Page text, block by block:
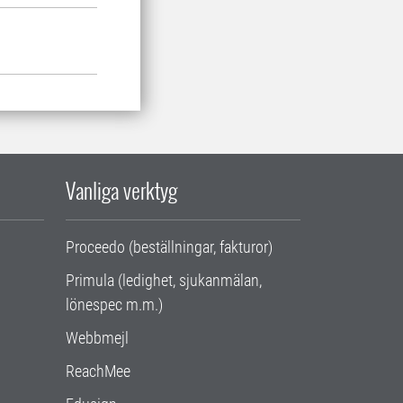
Vanliga verktyg
Proceedo (beställningar, fakturor)
Primula (ledighet, sjukanmälan,
lönespec m.m.)
Webbmejl
ReachMee